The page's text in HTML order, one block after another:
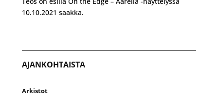
10.10.2021 saakka.
AJANKOHTAISTA
Arkistot